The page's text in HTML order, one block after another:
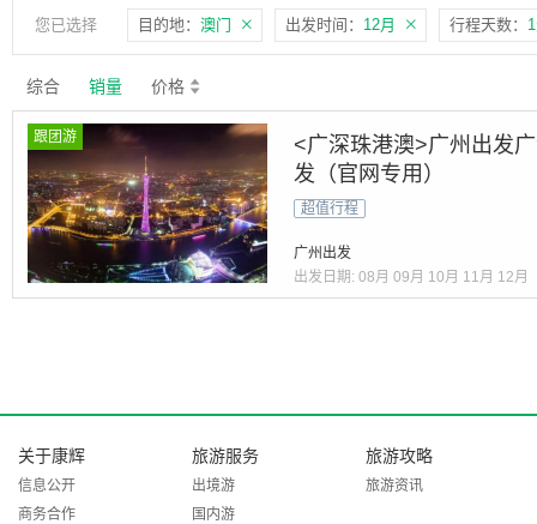
您已选择 目的地： 澳门 出发时间： 12月 行程天数：
综合 销量 价格
跟团游
<广深珠港澳>广州出发
发（官网专用）
超值行程
广州出发
出发日期: 08月 09月 10月 11月 12月
关于康辉
信息公开
商务合作
旅游服务
出境游
国内游
旅游攻略
旅游资讯